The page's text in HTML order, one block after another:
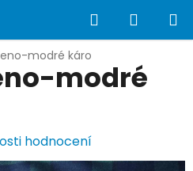
Hledat
KOŠÍK
modré káro
modré
hodnocení